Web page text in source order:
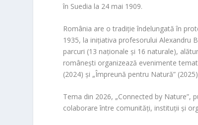
în Suedia la 24 mai 1909.
România are o tradiție îndelungată în
1935, la inițiativa profesorului Alexandru
parcuri (13 naționale și 16 naturale),
românești organizează evenimente
(2024) și „Împreună pentru Natură”
Tema din 2026, „Connected by Nature”,
colaborare între comunități, instituții și